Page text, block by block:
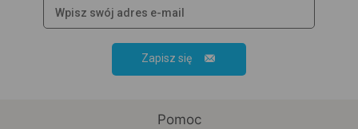
Zapisz się
Pomoc